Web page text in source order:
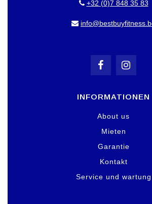
+32 (0)7 848 35 83
INFORMATIONEN
About us
Mieten
Garantie
Kontakt
Service und wartung